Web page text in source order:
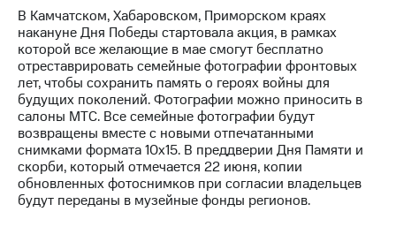
Контакты
развитие
деловая этика
На главную
В Камчатском, Хабаровском, Приморском краях
накануне Дня Победы стартовала акция, в рамках
которой все желающие в мае смогут бесплатно
отреставрировать семейные фотографии фронтовых
лет, чтобы сохранить память о героях войны для
будущих поколений. Фотографии можно приносить в
салоны МТС. Все семейные фотографии будут
возвращены вместе с новыми отпечатанными
снимками формата 10х15. В преддверии Дня Памяти и
скорби, который отмечается 22 июня, копии
обновленных фотоснимков при согласии владельцев
будут переданы в музейные фонды регионов.